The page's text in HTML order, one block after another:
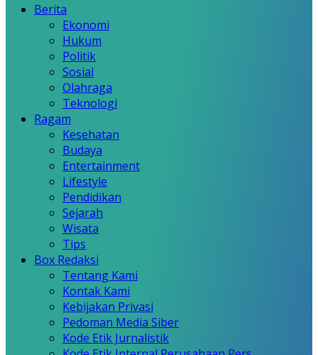
Berita
Ekonomi
Hukum
Politik
Sosial
Olahraga
Teknologi
Ragam
Kesehatan
Budaya
Entertainment
Lifestyle
Pendidikan
Sejarah
Wisata
Tips
Box Redaksi
Tentang Kami
Kontak Kami
Kebijakan Privasi
Pedoman Media Siber
Kode Etik Jurnalistik